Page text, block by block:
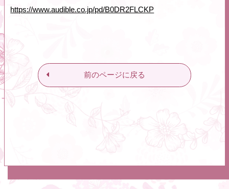
https://www.audible.co.jp/pd/B0DR2FLCKP
前のページに戻る